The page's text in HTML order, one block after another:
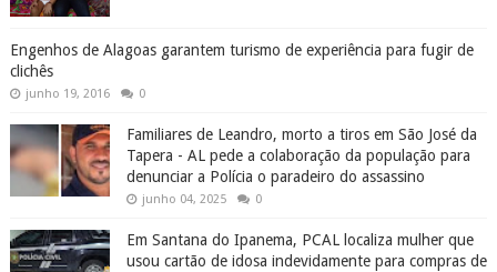
Engenhos de Alagoas garantem turismo de experiência para fugir de
clichês
junho 19, 2016 0
Familiares de Leandro, morto a tiros em São José da
Tapera - AL pede a colaboração da população para
denunciar a Polícia o paradeiro do assassino
junho 04, 2025 0
Em Santana do Ipanema, PCAL localiza mulher que
usou cartão de idosa indevidamente para compras de